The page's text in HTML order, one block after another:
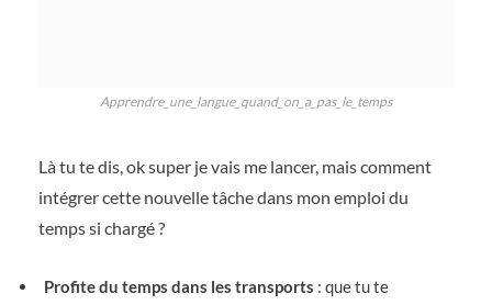
Apprendre_une_langue_quand_on_a_pas_le_temps
Là tu te dis, ok super je vais me lancer, mais comment
intégrer cette nouvelle tâche dans mon emploi du
temps si chargé ?
Profite du temps dans les transports : que tu te